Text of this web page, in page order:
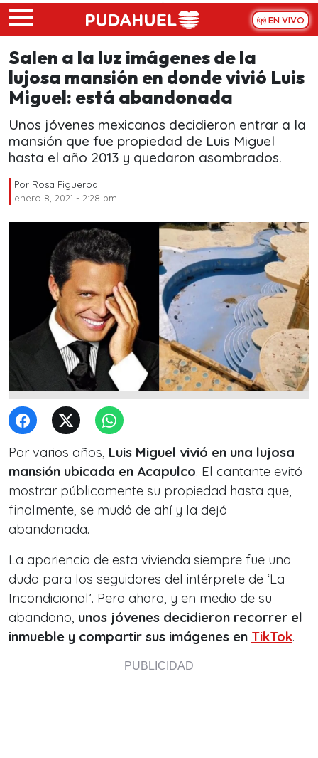
Skip to main content
EN VIVO
Salen a la luz imágenes de la
lujosa mansión en donde vivió Luis
Miguel: está abandonada
Unos jóvenes mexicanos decidieron entrar a la
mansión que fue propiedad de Luis Miguel
hasta el año 2013 y quedaron asombrados.
Por Rosa Figueroa
enero 8, 2021 - 2:28 pm
Por varios años, Luis Miguel vivió en una lujosa
mansión ubicada en Acapulco. El cantante evitó
mostrar públicamente su propiedad hasta que,
finalmente, se mudó de ahí y la dejó
abandonada.
La apariencia de esta vivienda siempre fue una
duda para los seguidores del intérprete de ‘La
Incondicional’. Pero ahora, y en medio de su
abandono, unos jóvenes decidieron recorrer el
inmueble y compartir sus imágenes en TikTok.